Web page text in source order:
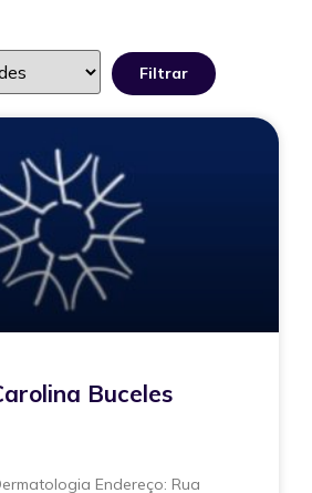
Buceles
Endereço: Rua